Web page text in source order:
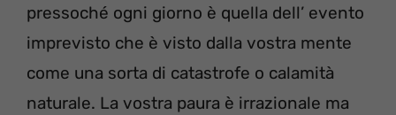
pressoché ogni giorno è quella dell’ evento
imprevisto che è visto dalla vostra mente
come una sorta di catastrofe o calamità
naturale. La vostra paura è irrazionale ma